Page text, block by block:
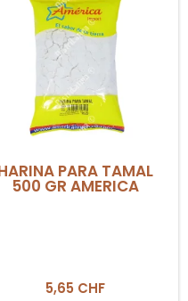
PARA TAMAL
500 GR AMERICA
5,65 CHF